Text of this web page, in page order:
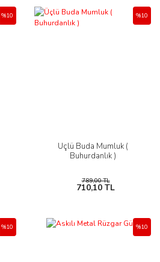
%10
Üçlü Buda Mumluk (
Buhurdanlık )
%10
789,00 TL
710,10 TL
%10 %10